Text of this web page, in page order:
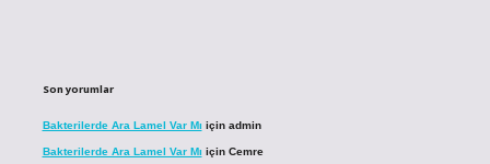
Son yorumlar
Bakterilerde Ara Lamel Var Mı için admin
Bakterilerde Ara Lamel Var Mı için Cemre